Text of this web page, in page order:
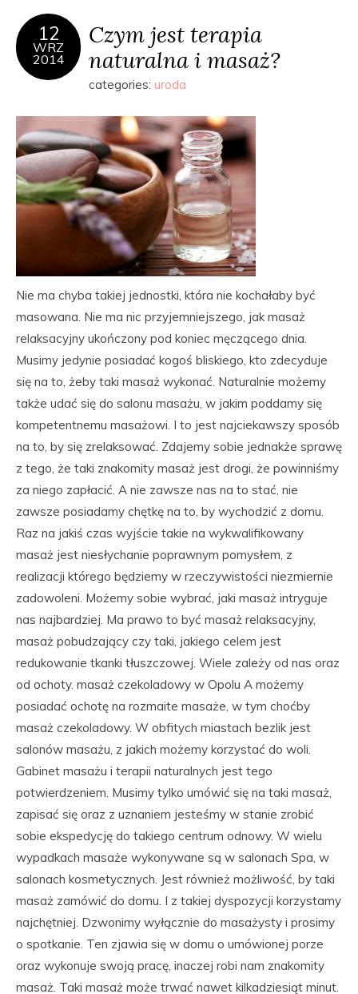
12
WRZ
2014
Czym jest terapia
naturalna i masaż?
categories: uroda
Nie ma chyba takiej jednostki, która nie kochałaby być
masowana. Nie ma nic przyjemniejszego, jak masaż
relaksacyjny ukończony pod koniec męczącego dnia.
Musimy jedynie posiadać kogoś bliskiego, kto zdecyduje
się na to, żeby taki masaż wykonać. Naturalnie możemy
także udać się do salonu masażu, w jakim poddamy się
kompetentnemu masażowi. I to jest najciekawszy sposób
na to, by się zrelaksować. Zdajemy sobie jednakże sprawę
z tego, że taki znakomity masaż jest drogi, że powinniśmy
za niego zapłacić. A nie zawsze nas na to stać, nie
zawsze posiadamy chętkę na to, by wychodzić z domu.
Raz na jakiś czas wyjście takie na wykwalifikowany
masaż jest niesłychanie poprawnym pomysłem, z
realizacji którego będziemy w rzeczywistości niezmiernie
zadowoleni. Możemy sobie wybrać, jaki masaż intryguje
nas najbardziej. Ma prawo to być masaż relaksacyjny,
masaż pobudzający czy taki, jakiego celem jest
redukowanie tkanki tłuszczowej. Wiele zależy od nas oraz
od ochoty. masaż czekoladowy w Opolu A możemy
posiadać ochotę na rozmaite masaże, w tym choćby
masaż czekoladowy. W obfitych miastach bezlik jest
salonów masażu, z jakich możemy korzystać do woli.
Gabinet masażu i terapii naturalnych jest tego
potwierdzeniem. Musimy tylko umówić się na taki masaż,
zapisać się oraz z uznaniem jesteśmy w stanie zrobić
sobie ekspedycję do takiego centrum odnowy. W wielu
wypadkach masaże wykonywane są w salonach Spa, w
salonach kosmetycznych. Jest również możliwość, by taki
masaż zamówić do domu. I z takiej dyspozycji korzystamy
najchętniej. Dzwonimy wyłącznie do masażysty i prosimy
o spotkanie. Ten zjawia się w domu o umówionej porze
oraz wykonuje swoją pracę, inaczej robi nam znakomity
masaż. Taki masaż może trwać nawet kilkadziesiąt minut.